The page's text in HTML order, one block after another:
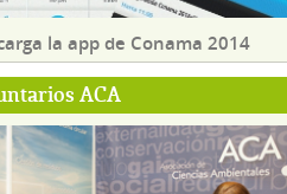
la app de Conama 2014
ACA